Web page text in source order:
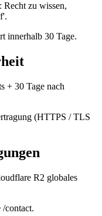
zu wissen,
innerhalb 30 Tage.
+ 30 Tage nach
(HTTPS / TLS
R2 globales
/contact.